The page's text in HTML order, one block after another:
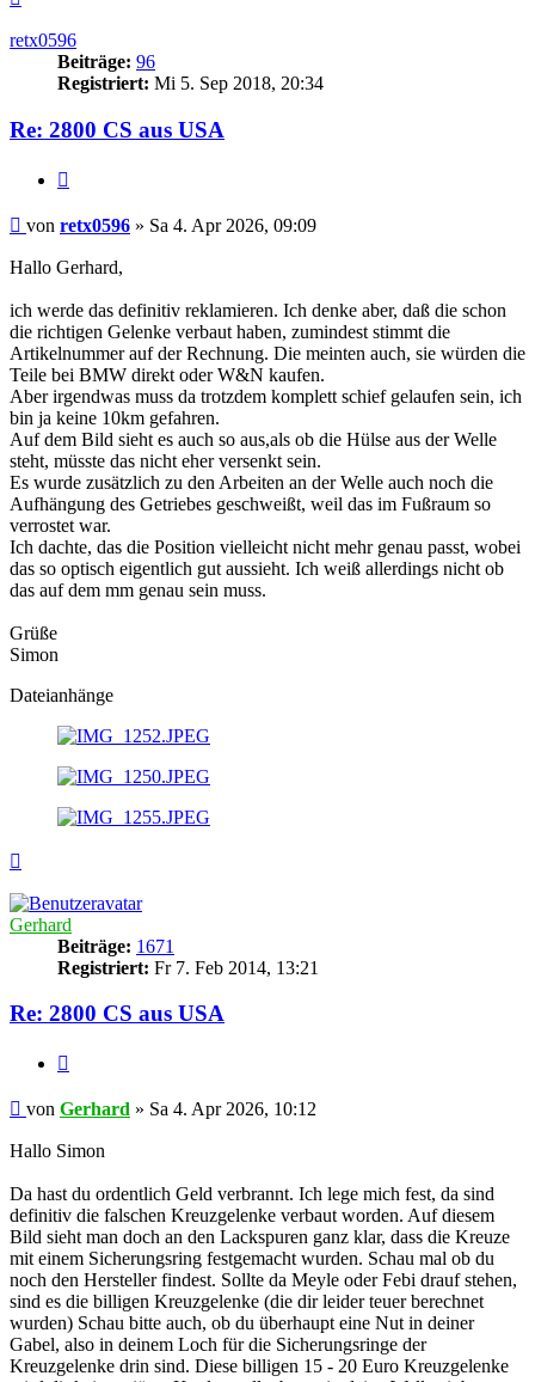
retx0596
Beiträge: 96
Registriert: Mi 5. Sep 2018, 20:34
Re: 2800 CS aus USA
Beitrag
von retx0596 » Sa 4. Apr 2026, 09:09
Hallo Gerhard,
ich werde das definitiv reklamieren. Ich denke aber, daß die schon
die richtigen Gelenke verbaut haben, zumindest stimmt die
Artikelnummer auf der Rechnung. Die meinten auch, sie würden die
Teile bei BMW direkt oder W&N kaufen.
Aber irgendwas muss da trotzdem komplett schief gelaufen sein, ich
bin ja keine 10km gefahren.
Auf dem Bild sieht es auch so aus,als ob die Hülse aus der Welle
steht, müsste das nicht eher versenkt sein.
Es wurde zusätzlich zu den Arbeiten an der Welle auch noch die
Aufhängung des Getriebes geschweißt, weil das im Fußraum so
verrostet war.
Ich dachte, das die Position vielleicht nicht mehr genau passt, wobei
das so optisch eigentlich gut aussieht. Ich weiß allerdings nicht ob
das auf dem mm genau sein muss.
Grüße
Simon
Dateianhänge
Gerhard
Beiträge: 1671
Registriert: Fr 7. Feb 2014, 13:21
Re: 2800 CS aus USA
Beitrag
von Gerhard » Sa 4. Apr 2026, 10:12
Hallo Simon
Da hast du ordentlich Geld verbrannt. Ich lege mich fest, da sind
definitiv die falschen Kreuzgelenke verbaut worden. Auf diesem
Bild sieht man doch an den Lackspuren ganz klar, dass die Kreuze
mit einem Sicherungsring festgemacht wurden. Schau mal ob du
noch den Hersteller findest. Sollte da Meyle oder Febi drauf stehen,
sind es die billigen Kreuzgelenke (die dir leider teuer berechnet
wurden) Schau bitte auch, ob du überhaupt eine Nut in deiner
Gabel, also in deinem Loch für die Sicherungsringe der
Kreuzgelenke drin sind. Diese billigen 15 - 20 Euro Kreuzgelenke